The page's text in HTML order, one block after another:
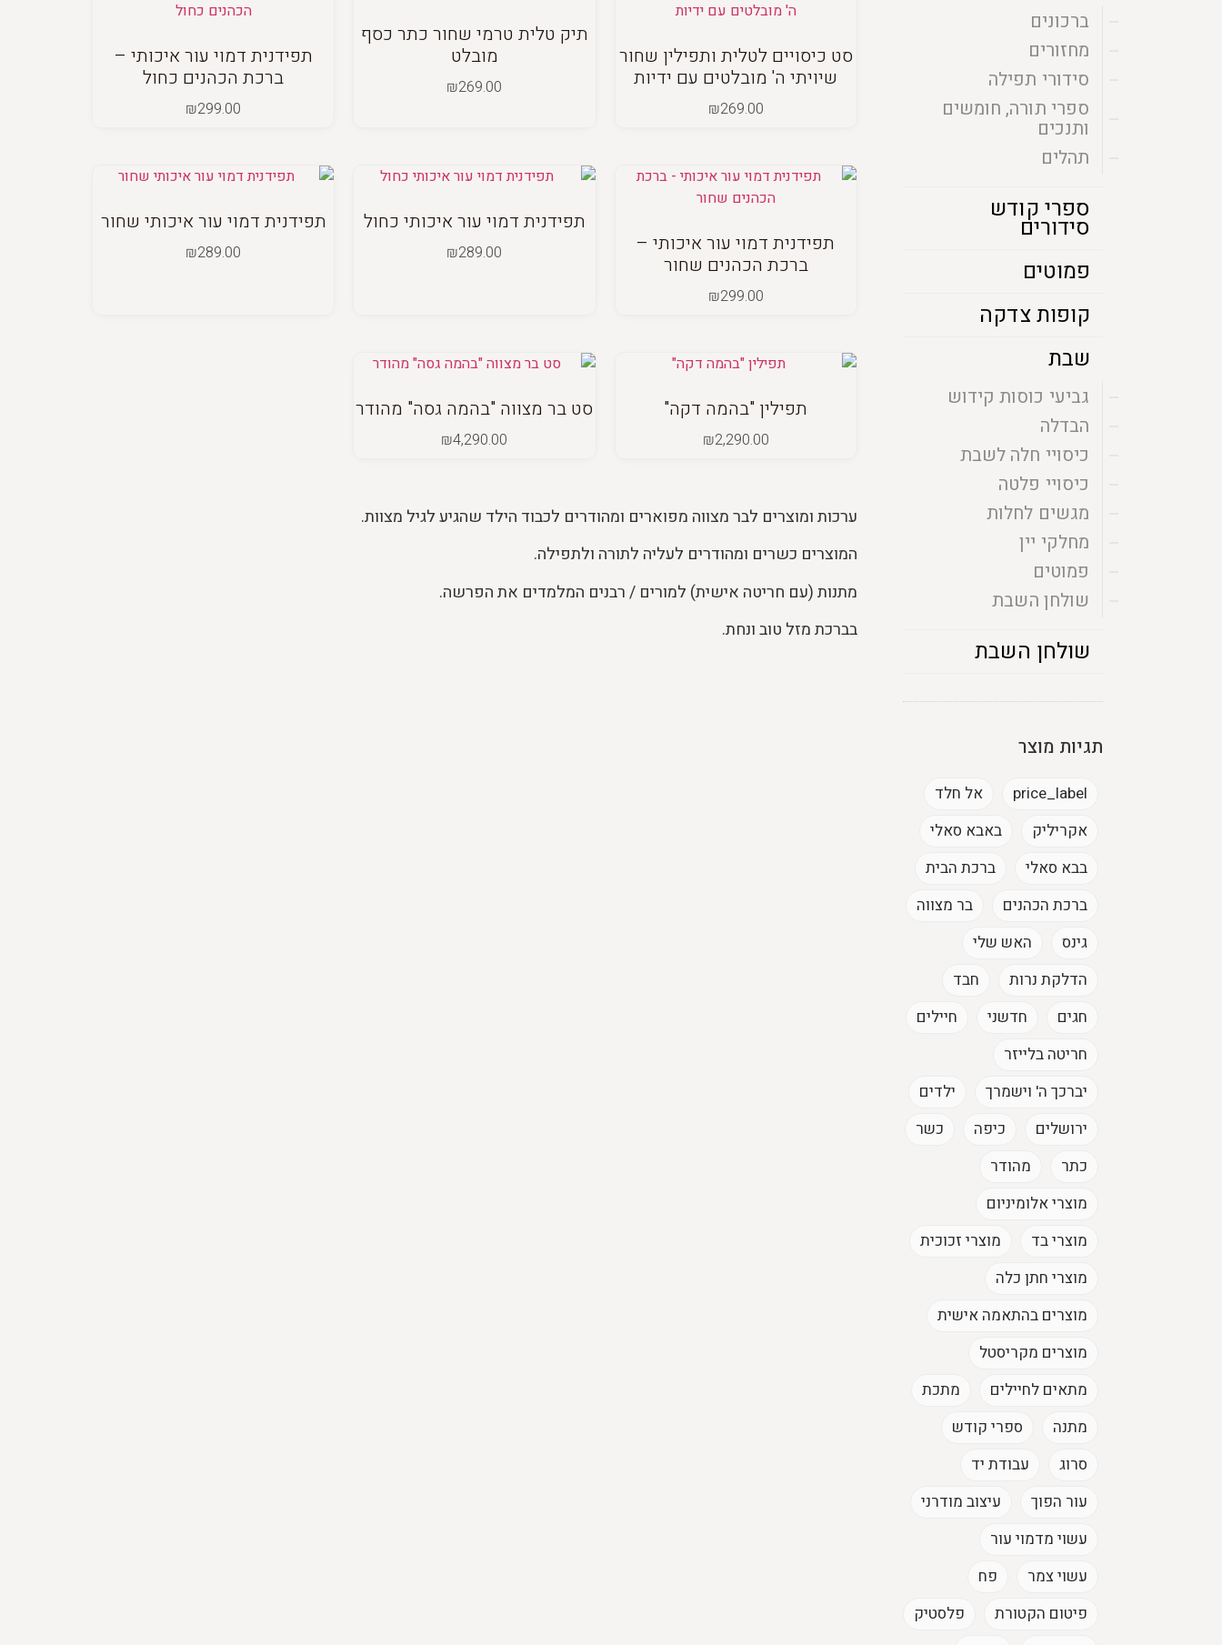
ברכונים
מחזורים
סידורי תפילה
ספרי תורה, חומשים
ותנכים
תהלים
ספרי קודש
סידורים
פמוטים
קופות צדקה
שבת
גביעי כוסות קידוש
הבדלה
כיסויי חלה לשבת
כיסויי פלטה
מגשים לחלות
מחלקי יין
פמוטים
שולחן השבת
שולחן השבת
תגיות מוצר
price_label
אל חלד
אקריליק
באבא סאלי
בבא סאלי
ברכת הבית
ברכת הכהנים
בר מצווה
גינס
האש שלי
הדלקת נרות
חבד
חגים
חדשני
חיילים
חריטה בלייזר
יברכך ה' וישמרך
ילדים
ירושלים
כיפה
כשר
כתר
מהודר
מוצרי אלומיניום
מוצרי בד
מוצרי זכוכית
מוצרי חתן כלה
מוצרים בהתאמה אישית
מוצרים מקריסטל
מתאים לחיילים
מתכת
מתנה
ספרי קודש
סרוג
עבודת יד
עור הפוך
עיצוב מודרני
עשוי מדמוי עור
עשוי צמר
פח
פיטום הקטורת
פלסטיק
סט כיסויים לטלית ותפילין שחור
שיויתי ה' מובלטים עם ידיות
₪269.00
תיק טלית טרמי שחור כתר כסף
מובלט
₪269.00
תפידנית דמוי עור איכותי –
ברכת הכהנים כחול
₪299.00
תפידנית דמוי עור איכותי –
ברכת הכהנים שחור
₪299.00
תפידנית דמוי עור איכותי כחול
₪289.00
תפידנית דמוי עור איכותי שחור
₪289.00
תפילין "בהמה דקה"
₪2,290.00
סט בר מצווה "בהמה גסה" מהודר
₪4,290.00
ערכות ומוצרים לבר מצווה מפוארים ומהודרים לכבוד הילד שהגיע לגיל מצוות.
המוצרים כשרים ומהודרים לעליה לתורה ולתפילה.
מתנות (עם חריטה אישית) למורים / רבנים המלמדים את הפרשה.
בברכת מזל טוב ונחת.